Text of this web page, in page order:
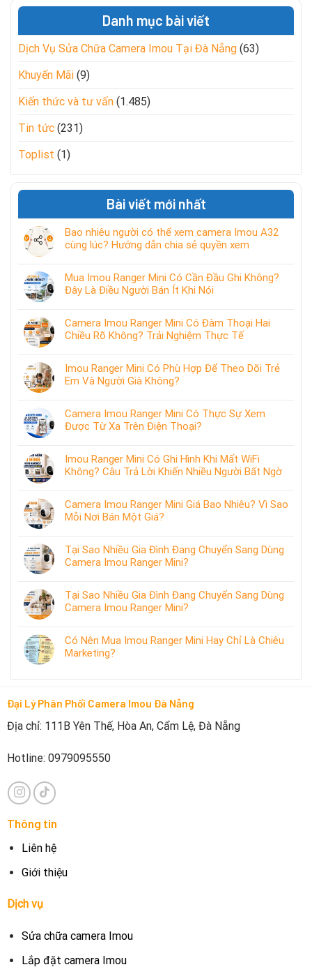
Danh mục bài viết
Dịch Vụ Sửa Chữa Camera Imou Tại Đà Nẵng (63)
Khuyến Mãi (9)
Kiến thức và tư vấn (1.485)
Tin tức (231)
Toplist (1)
Bài viết mới nhất
Bao nhiêu người có thể xem camera Imou A32
cùng lúc? Hướng dẫn chia sẻ quyền xem
Mua Imou Ranger Mini Có Cần Đầu Ghi Không?
Đây Là Điều Người Bán Ít Khi Nói
Camera Imou Ranger Mini Có Đàm Thoại Hai
Chiều Rõ Không? Trải Nghiệm Thực Tế
Imou Ranger Mini Có Phù Hợp Để Theo Dõi Trẻ
Em Và Người Già Không?
Camera Imou Ranger Mini Có Thực Sự Xem
Được Từ Xa Trên Điện Thoại?
Imou Ranger Mini Có Ghi Hình Khi Mất WiFi
Không? Câu Trả Lời Khiến Nhiều Người Bất Ngờ
Camera Imou Ranger Mini Giá Bao Nhiêu? Vì Sao
Mỗi Nơi Bán Một Giá?
Tại Sao Nhiều Gia Đình Đang Chuyển Sang Dùng
Camera Imou Ranger Mini?
Tại Sao Nhiều Gia Đình Đang Chuyển Sang Dùng
Camera Imou Ranger Mini?
Có Nên Mua Imou Ranger Mini Hay Chỉ Là Chiêu
Marketing?
Đại Lý Phân Phối Camera Imou Đà Nẵng
Địa chỉ: 111B Yên Thế, Hòa An, Cẩm Lệ, Đà Nẵng
Hotline: 0979095550
Thông tin
Liên hệ
Giới thiệu
Dịch vụ
Sửa chữa camera Imou
Lắp đặt camera Imou